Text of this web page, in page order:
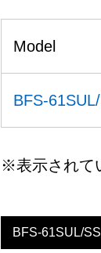
Model
BFS-
※表示されて
BFS-61SUL/